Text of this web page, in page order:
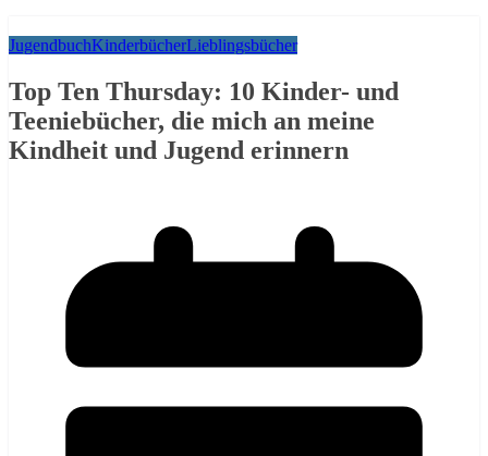
JugendbuchKinderbücherLieblingsbücher
Top Ten Thursday: 10 Kinder- und
Teeniebücher, die mich an meine
Kindheit und Jugend erinnern